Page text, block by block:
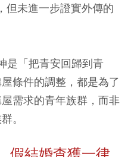
但未進一步證實外傳的
是「把青安回歸到青
條件的調整，都是為了
需求的青年族群，而非
。